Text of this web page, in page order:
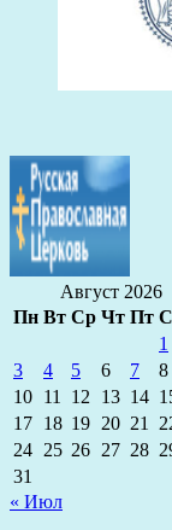
Август 2026
Пн Вт Ср Чт Пт
1
3
4 5 6 7 8
10 11 12 13 14
17 18 19 20 21
24 25 26 27 28
31
« Июл